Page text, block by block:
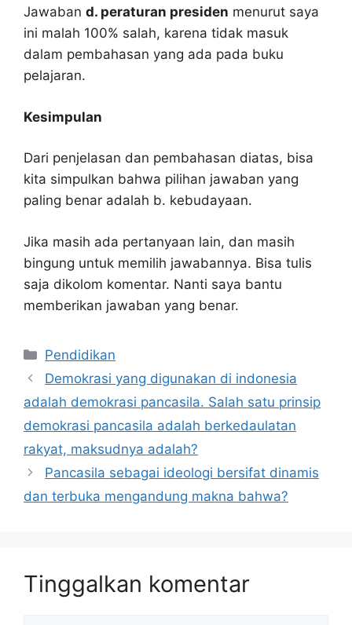
Jawaban d. peraturan presiden menurut saya
ini malah 100% salah, karena tidak masuk
dalam pembahasan yang ada pada buku
pelajaran.
Kesimpulan
Dari penjelasan dan pembahasan diatas, bisa
kita simpulkan bahwa pilihan jawaban yang
paling benar adalah b. kebudayaan.
Jika masih ada pertanyaan lain, dan masih
bingung untuk memilih jawabannya. Bisa tulis
saja dikolom komentar. Nanti saya bantu
memberikan jawaban yang benar.
Kategori
Pendidikan
Demokrasi yang digunakan di indonesia
adalah demokrasi pancasila. Salah satu prinsip
demokrasi pancasila adalah berkedaulatan
rakyat, maksudnya adalah?
Pancasila sebagai ideologi bersifat dinamis
dan terbuka mengandung makna bahwa?
Tinggalkan komentar